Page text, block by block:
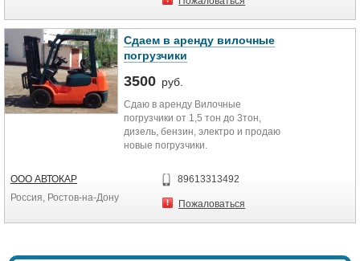
потолков. крыш, з
― Уборка территории, вынос,
вывоз строительного мусора.
мебели, хлама
материалов .
― Земляные работы.
― Аутсорсинг персонала,
разнорабочие на склад,
Сдаем в аренду вилочные
погрузчики
3500 руб.
Сдаю в аренду Вилочные
погрузчики от 1,5 тон до 3тон,
дизель, бензин, электро и продаю
новые погрузчики.
представляющая поставку и
обслуживание крупнейших
мировых производителей
Смоленской, Белгородской,
ООО АВТОКАР
Россия, Ростов-на-Дону
89613313492
Пожаловаться